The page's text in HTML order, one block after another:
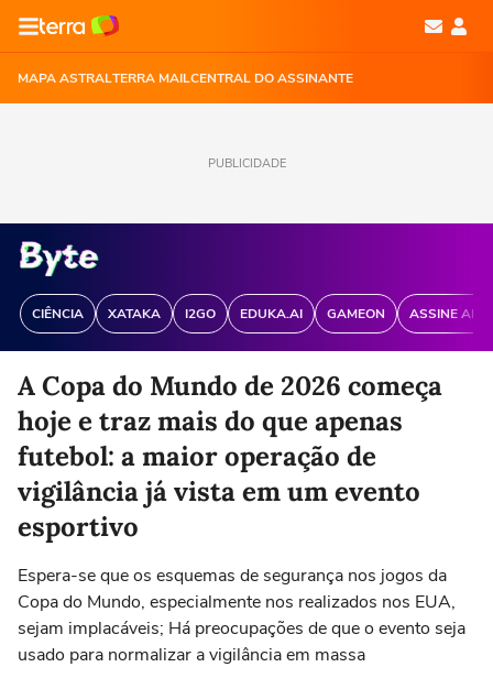
MAPA ASTRALTERRA MAILCENTRAL DO ASSINANTE
PUBLICIDADE
CIÊNCIA XATAKA I2GO EDUKA.AI GAMEON ASSINE
A Copa do Mundo de 2026 começa
hoje e traz mais do que apenas
futebol: a maior operação de
vigilância já vista em um evento
esportivo
Espera-se que os esquemas de segurança nos jogos da
Copa do Mundo, especialmente nos realizados nos EUA,
sejam implacáveis; Há preocupações de que o evento seja
usado para normalizar a vigilância em massa